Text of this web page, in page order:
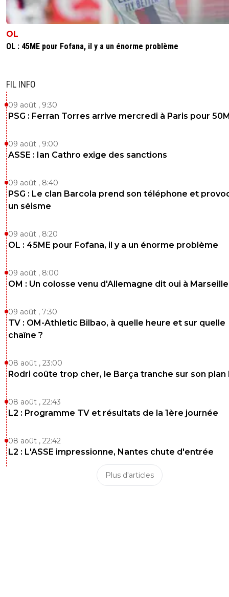
OL
OL : 45ME pour Fofana, il y a un énorme problème
FIL INFO
09 août , 9:30
PSG : Ferran Torres arrive mercredi à Paris pour
09 août , 9:00
ASSE : Ian Cathro exige des sanctions
09 août , 8:40
PSG : Le clan Barcola prend son téléphone et
un séisme
09 août , 8:20
OL : 45ME pour Fofana, il y a un énorme problème
09 août , 8:00
OM : Un colosse venu d'Allemagne dit oui à Marseille
09 août , 7:30
TV : OM-Athletic Bilbao, à quelle heure et sur quelle
chaîne ?
08 août , 23:00
Rodri coûte trop cher, le Barça tranche sur son plan
08 août , 22:43
L2 : Programme TV et résultats de la 1ère journée
08 août , 22:42
L2 : L'ASSE impressionne, Nantes chute d'entrée
Plus d'articles